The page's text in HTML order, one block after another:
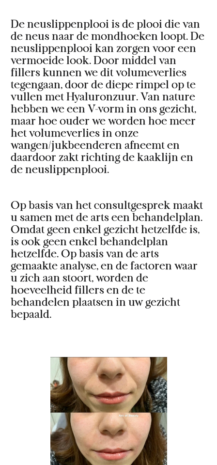
De neuslippenplooi is de plooi die van
de neus naar de mondhoeken loopt. De
neuslippenplooi kan zorgen voor een
vermoeide look. Door middel van
fillers kunnen we dit volumeverlies
tegengaan, door de diepe rimpel op te
vullen met Hyaluronzuur. Van nature
hebben we een V-vorm in ons gezicht,
maar hoe ouder we worden hoe meer
het volumeverlies in onze
wangen/jukbeenderen afneemt en
daardoor zakt richting de kaaklijn en
de neuslippenplooi.
Op basis van het consultgesprek maakt
u samen met de arts een behandelplan.
Omdat geen enkel gezicht hetzelfde is,
is ook geen enkel behandelplan
hetzelfde. Op basis van de arts
gemaakte analyse, en de factoren waar
u zich aan stoort, worden de
hoeveelheid fillers en de te
behandelen plaatsen in uw gezicht
bepaald.